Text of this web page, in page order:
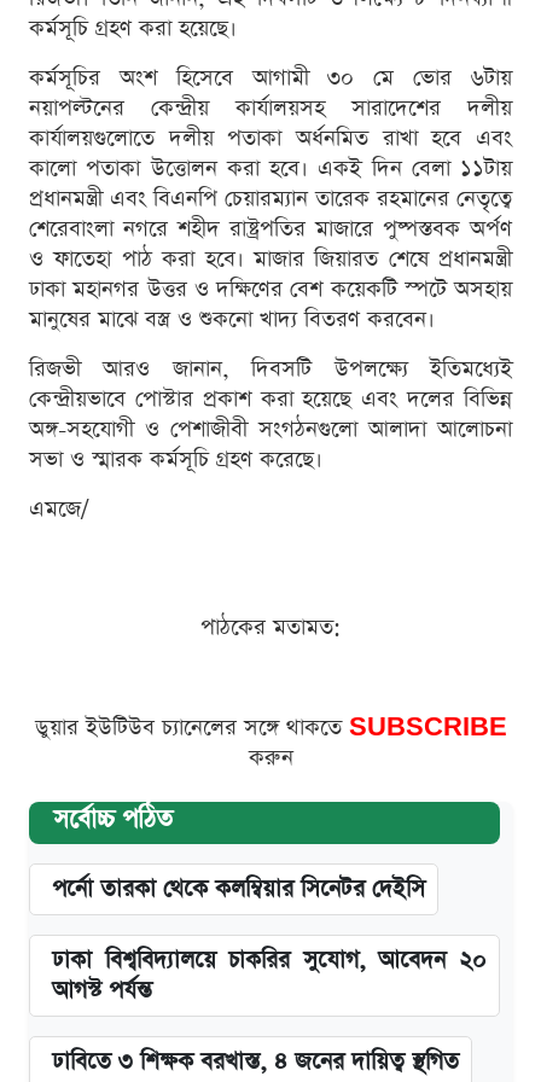
কর্মসূচি গ্রহণ করা হয়েছে।
কর্মসূচির অংশ হিসেবে আগামী ৩০ মে ভোর ৬টায়
নয়াপল্টনের কেন্দ্রীয় কার্যালয়সহ সারাদেশের দলীয়
কার্যালয়গুলোতে দলীয় পতাকা অর্ধনমিত রাখা হবে এবং
কালো পতাকা উত্তোলন করা হবে। একই দিন বেলা ১১টায়
প্রধানমন্ত্রী এবং বিএনপি চেয়ারম্যান তারেক রহমানের নেতৃত্বে
শেরেবাংলা নগরে শহীদ রাষ্ট্রপতির মাজারে পুষ্পস্তবক অর্পণ
ও ফাতেহা পাঠ করা হবে। মাজার জিয়ারত শেষে প্রধানমন্ত্রী
ঢাকা মহানগর উত্তর ও দক্ষিণের বেশ কয়েকটি স্পটে অসহায়
মানুষের মাঝে বস্ত্র ও শুকনো খাদ্য বিতরণ করবেন।
রিজভী আরও জানান, দিবসটি উপলক্ষ্যে ইতিমধ্যেই
কেন্দ্রীয়ভাবে পোস্টার প্রকাশ করা হয়েছে এবং দলের বিভিন্ন
অঙ্গ-সহযোগী ও পেশাজীবী সংগঠনগুলো আলাদা আলোচনা
সভা ও স্মারক কর্মসূচি গ্রহণ করেছে।
এমজে/
পাঠকের মতামত:
ডুয়ার ইউটিউব চ্যানেলের সঙ্গে থাকতে SUBSCRIBE
করুন
সর্বোচ্চ পঠিত
পর্নো তারকা থেকে কলম্বিয়ার সিনেটর দেইসি
ঢাকা বিশ্ববিদ্যালয়ে চাকরির সুযোগ, আবেদন ২০
আগস্ট পর্যন্ত
ঢাবিতে ৩ শিক্ষক বরখাস্ত, ৪ জনের দায়িত্ব স্থগিত